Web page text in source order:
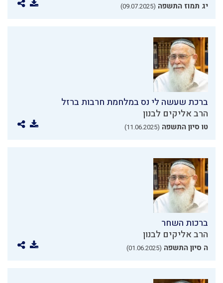
יג תמוז התשפה (09.07.2025)
ברכת שעשה לי נס במלחמת חרבות ברזל
הרב אליקים לבנון
טו סיון התשפה (11.06.2025)
ברכות השחר
הרב אליקים לבנון
ה סיון התשפה (01.06.2025)